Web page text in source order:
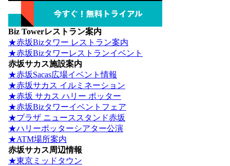
Biz Towerレストラン案内
★赤坂Bizタワー レストラン案内
★赤坂Bizタワーレストランイベント
赤坂サカス施設案内
★赤坂Sacas広場イベント情報
★赤坂サカス イルミネーション
★赤坂 サカス ハリー ポッター
★赤坂Bizタワーイベントフェア
★プラザ ニューススタンド赤坂
★ハリーポッターシアター公演
★ATM場所案内
赤坂サカス周辺情報
★東京ミッドタウン